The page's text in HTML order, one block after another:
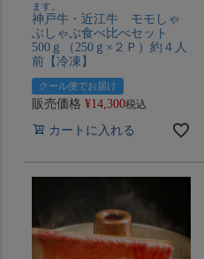
ます。
神戸牛・近江牛 モモしゃ
ぶしゃぶ食べ比べセット
500ｇ（250ｇ×２Ｐ）約４人
前【冷凍】
クール便でお届け
販売価格 ¥14,300税込
カートに入れる